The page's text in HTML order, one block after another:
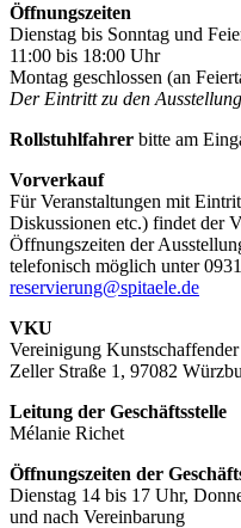
Öffnungszeiten
Dienstag bis Sonntag und
11:00 bis 18:00 Uhr
Montag geschlossen (an
Der Eintritt zu den
Rollstuhlfahrer bitte am
Vorverkauf
Für Veranstaltungen mit
Diskussionen etc.) findet der
Öffnungszeiten der
telefonisch möglich unter
reservierung@spitaele.de
VKU
Vereinigung
Zeller Straße 1, 97082
Leitung der Geschäftsstelle
Mélanie Richet
Öffnungszeiten der
Dienstag 14 bis 17 Uhr,
und nach Vereinbarung